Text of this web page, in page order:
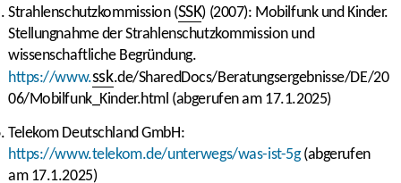
Strahlenschutzkommission (SSK) (2007): Mobilfunk und Kinder.
Stellungnahme der Strahlenschutzkommission und
wissenschaftliche Begründung.
https://www.ssk.de/SharedDocs/Beratungsergebnisse/DE/20
06/Mobilfunk_Kinder.html (abgerufen am 17.1.2025)
Telekom Deutschland GmbH:
https://www.telekom.de/unterwegs/was-ist-5g(abgerufen
am 17.1.2025)